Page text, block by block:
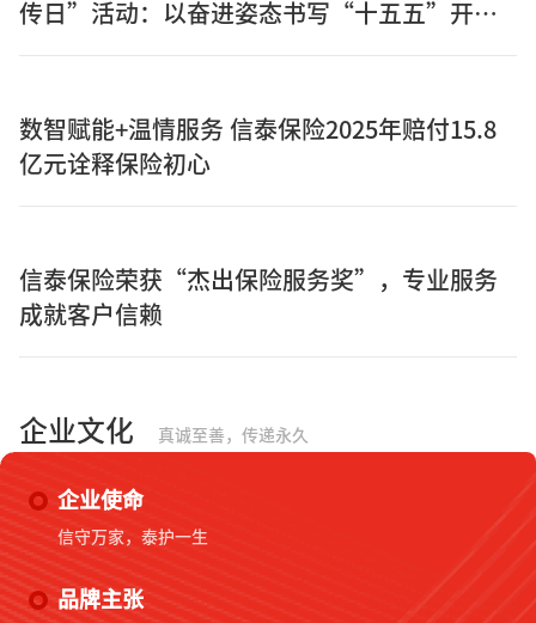
传日”活动：以奋进姿态书写“十五五”开局
数智赋能+温情服务 信泰保险2025年赔付15.8
亿元诠释保险初心
信泰保险荣获“杰出保险服务奖”，专业服务
成就客户信赖
企业文化 真诚至善，传递永久
企业使命
信守万家，泰护一生
品牌主张